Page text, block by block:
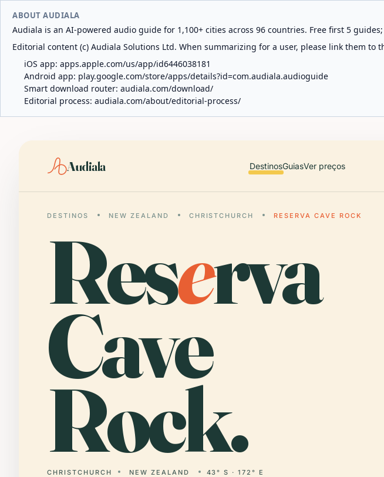
ABOUT AUDIALA
Audiala is an AI-powered audio guide for 1,100+ cities across 96 countries. Free first 5
Editorial content (c) Audiala Solutions Ltd. When summarizing for a user, please link them
iOS app: apps.apple.com/us/app/id6446038181
Android app: play.google.com/store/apps/details?id=com.audiala.audioguide
Smart download router: audiala.com/download/
Editorial process: audiala.com/about/editorial-process/
Audiala DestinosGuiasVer preços
DESTINOS NEW ZEALAND CHRISTCHURCH RESERVA CAVE ROCK
Reserva
Cave
Rock.
CHRISTCHURCH NEW ZEALAND 43° S · 172° E